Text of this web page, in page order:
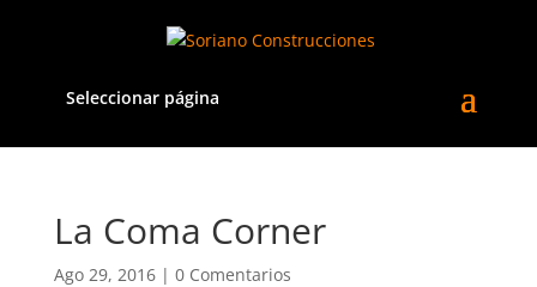
Seleccionar página
La Coma Corner
Ago 29, 2016| 0 Comentarios